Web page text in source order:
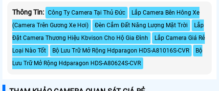
Thông Tin: Công Ty Camera Tại Thủ Đức
Lắp Camera Bên Hông Xe
(Camera Trên Gương Xe Hơi)
Đèn Cắm Đất Năng Lượng Mặt Trời
Lắp
Đặt Camera Thương Hiệu Kbvison Cho Hộ Gia Đình
Lắp Camera Giá Rẻ
Loại Nào Tốt
Bộ Lưu Trữ Mở Rộng Hdparagon HDS-A81016S-CVR
Bộ
Lưu Trữ Mở Rộng Hdparagon HDS-A80624S-CVR